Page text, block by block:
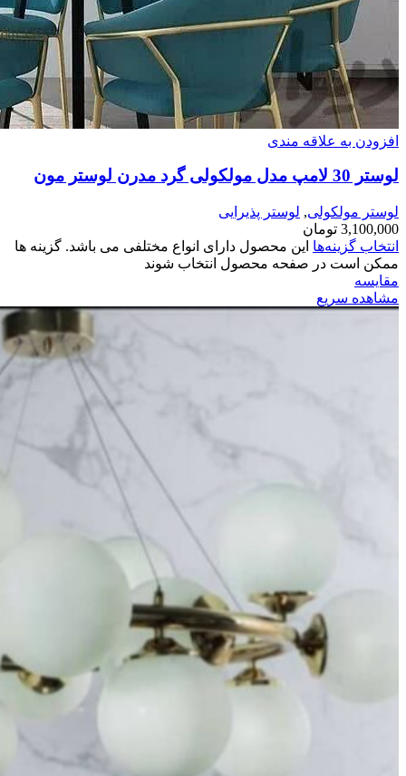
افزودن به علاقه مندی
لوستر 30 لامپ مدل مولکولی گرد مدرن لوستر مون
لوستر مولکولی, لوستر پذیرایی
3,100,000 تومان
انتخاب گزینه‌ها این محصول دارای انواع مختلفی می باشد. گزینه ها
ممکن است در صفحه محصول انتخاب شوند
مقایسه
مشاهده سریع